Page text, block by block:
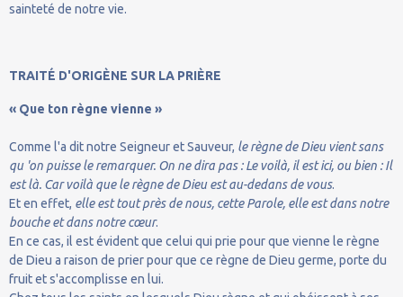
sainteté de notre vie.
TRAITÉ D'ORIGÈNE SUR LA PRIÈRE
« Que ton règne vienne »
Comme l'a dit notre Seigneur et Sauveur, le règne de Dieu vient sans
qu 'on puisse le remarquer. On ne dira pas : Le voilà, il est ici, ou bien : Il
est là. Car voilà que le règne de Dieu est au-dedans de vous.
Et en effet, elle est tout près de nous, cette Parole, elle est dans notre
bouche et dans notre cœur.
En ce cas, il est évident que celui qui prie pour que vienne le règne
de Dieu a raison de prier pour que ce règne de Dieu germe, porte du
fruit et s'accomplisse en lui.